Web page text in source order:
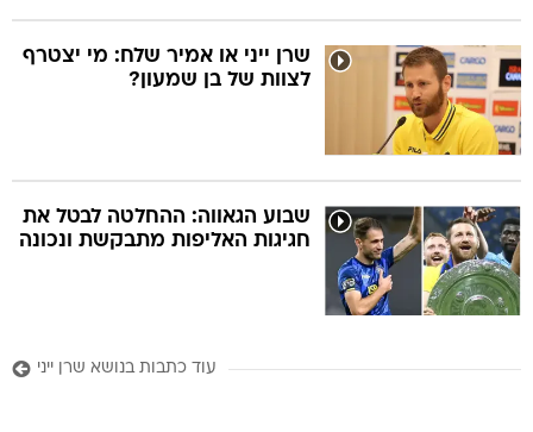
שרן ייני או אמיר שלח: מי יצטרף
לצוות של בן שמעון?
שבוע הגאווה: ההחלטה לבטל את
חגיגות האליפות מתבקשת ונכונה
עוד כתבות בנושא שרן ייני